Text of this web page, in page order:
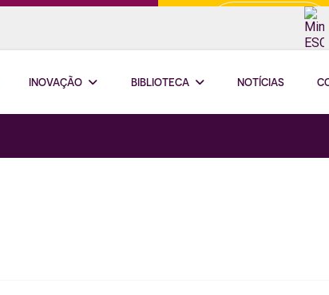
INOVAÇÃO BIBLIOTECA NOTÍCIAS